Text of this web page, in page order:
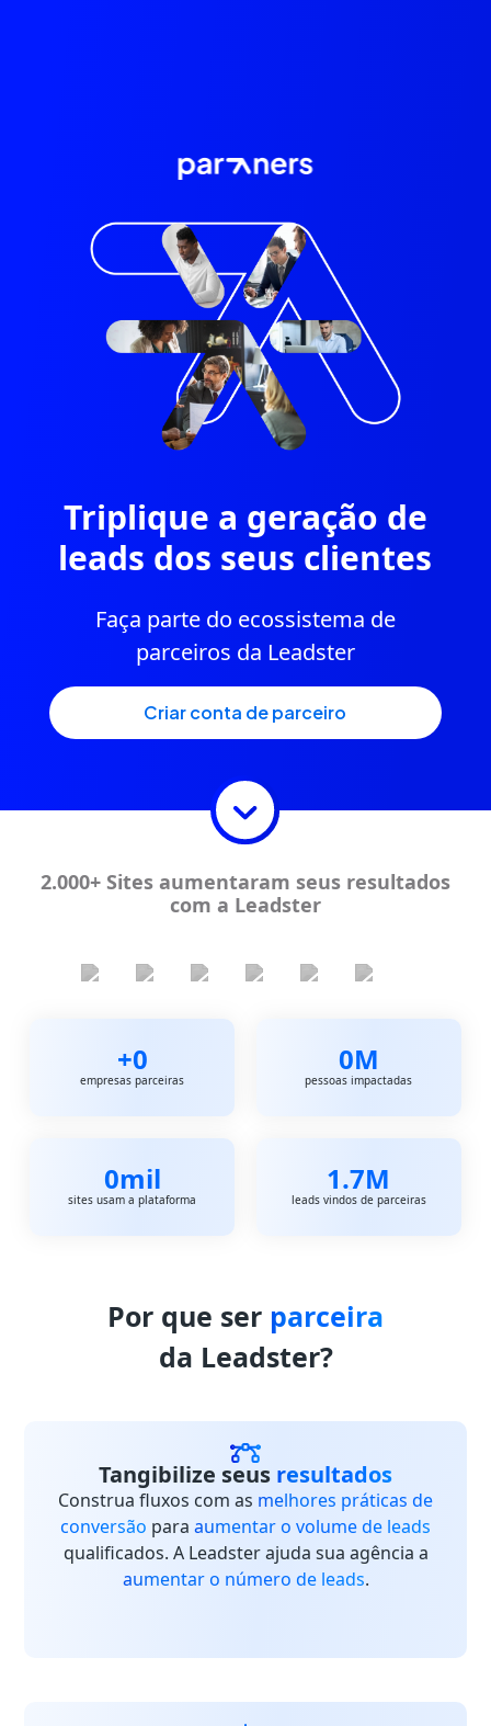
Triplique a geração de
leads dos seus clientes
Faça parte do ecossistema de
parceiros da Leadster
criar conta de parceiro
2.000+ Sites aumentaram seus resultados
com a Leadster
+0
empresas parceiras
0M
pessoas impactadas
0mil
sites usam a plataforma
1.7M
leads vindos de parceiras
Por que ser parceira
da Leadster?
Tangibilize seus resultados
Construa fluxos com as melhores práticas de
conversão para aumentar o volume de leads
qualificados. A Leadster ajuda sua agência a
aumentar o número de leads.